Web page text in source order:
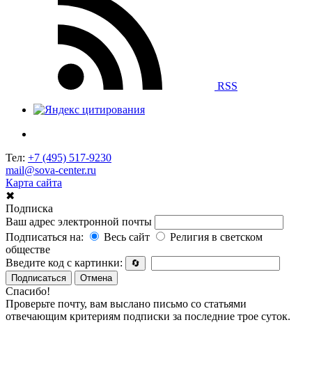
RSS
Тел: +7 (495) 517-9230
mail@sova-center.ru
Карта сайта
✖
Подписка
Ваш адрес электронной почты
Подписаться на:
Весь сайт
Религия в светском
обществе
Введите код с картинки:
🔄
Подписаться
Отмена
Спасибо!
Проверьте почту, вам выслано письмо со статьями
отвечающим критериям подписки за последние трое суток.